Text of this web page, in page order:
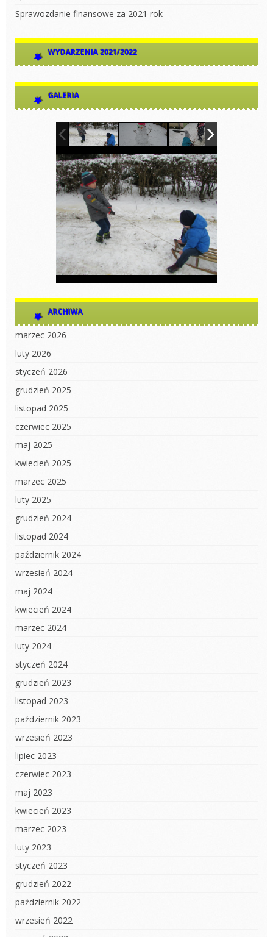
Sprawozdanie finansowe za 2021 rok
WYDARZENIA 2021/2022
GALERIA
ARCHIWA
marzec 2026
luty 2026
styczeń 2026
grudzień 2025
listopad 2025
czerwiec 2025
maj 2025
kwiecień 2025
marzec 2025
luty 2025
grudzień 2024
listopad 2024
październik 2024
wrzesień 2024
maj 2024
kwiecień 2024
marzec 2024
luty 2024
styczeń 2024
grudzień 2023
listopad 2023
październik 2023
wrzesień 2023
lipiec 2023
czerwiec 2023
maj 2023
kwiecień 2023
marzec 2023
luty 2023
styczeń 2023
grudzień 2022
październik 2022
wrzesień 2022